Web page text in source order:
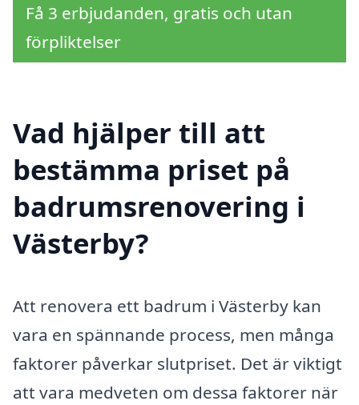
Få 3 erbjudanden, gratis och utan
förpliktelser
Vad hjälper till att
bestämma priset på
badrumsrenovering i
Västerby?
Att renovera ett badrum i Västerby kan
vara en spännande process, men många
faktorer påverkar slutpriset. Det är viktigt
att vara medveten om dessa faktorer när